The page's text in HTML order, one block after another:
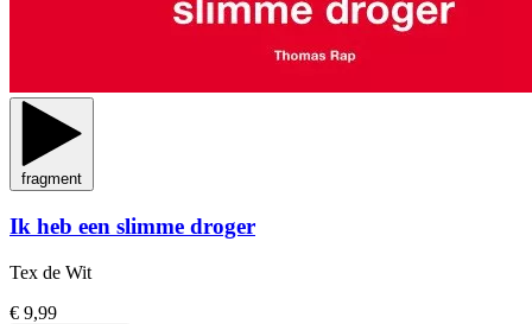
fragment
Ik heb een slimme droger
Tex de Wit
€ 9,99